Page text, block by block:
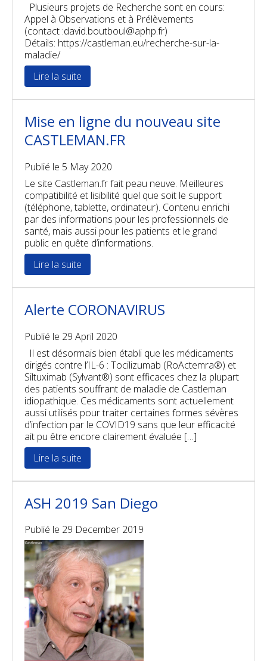
Plusieurs projets de Recherche sont en cours:
Appel à Observations et à Prélèvements
(contact :david.boutboul@aphp.fr)
Détails: https://castleman.eu/recherche-sur-la-
maladie/
Lire la suite
Mise en ligne du nouveau site
CASTLEMAN.FR
Publié le 5 May 2020
Le site Castleman.fr fait peau neuve. Meilleures
compatibilité et lisibilité quel que soit le support
(téléphone, tablette, ordinateur). Contenu enrichi
par des informations pour les professionnels de
santé, mais aussi pour les patients et le grand
public en quête d’informations.
Lire la suite
Alerte CORONAVIRUS
Publié le 29 April 2020
Il est désormais bien établi que les médicaments
dirigés contre l’IL-6 : Tocilizumab (RoActemra®) et
Siltuximab (Sylvant®) sont efficaces chez la plupart
des patients souffrant de maladie de Castleman
idiopathique. Ces médicaments sont actuellement
aussi utilisés pour traiter certaines formes sévères
d’infection par le COVID19 sans que leur efficacité
ait pu être encore clairement évaluée […]
Lire la suite
ASH 2019 San Diego
Publié le 29 December 2019